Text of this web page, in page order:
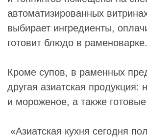
автоматизированных
выбирает ингредиенты,
готовит блюдо в раменоварке.
Кроме супов, в раменных
другая азиатская продукция:
и мороженое, а также
«Азиатская кухня сегодня